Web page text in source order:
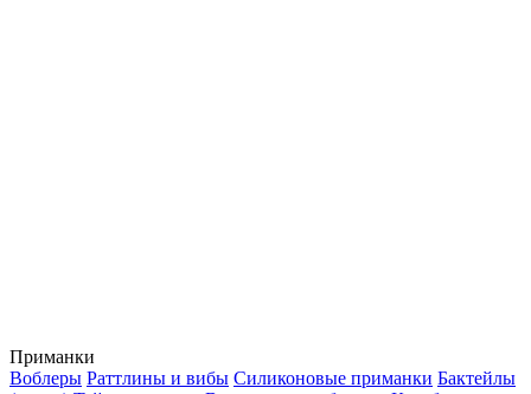
Приманки
Воблеры Раттлины и вибы Силиконовые приманки Бактейлы